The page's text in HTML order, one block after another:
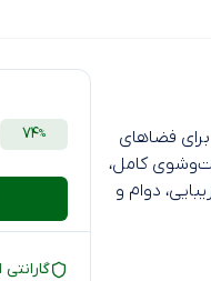
فضاهای
کامل،
دوام و
%
74